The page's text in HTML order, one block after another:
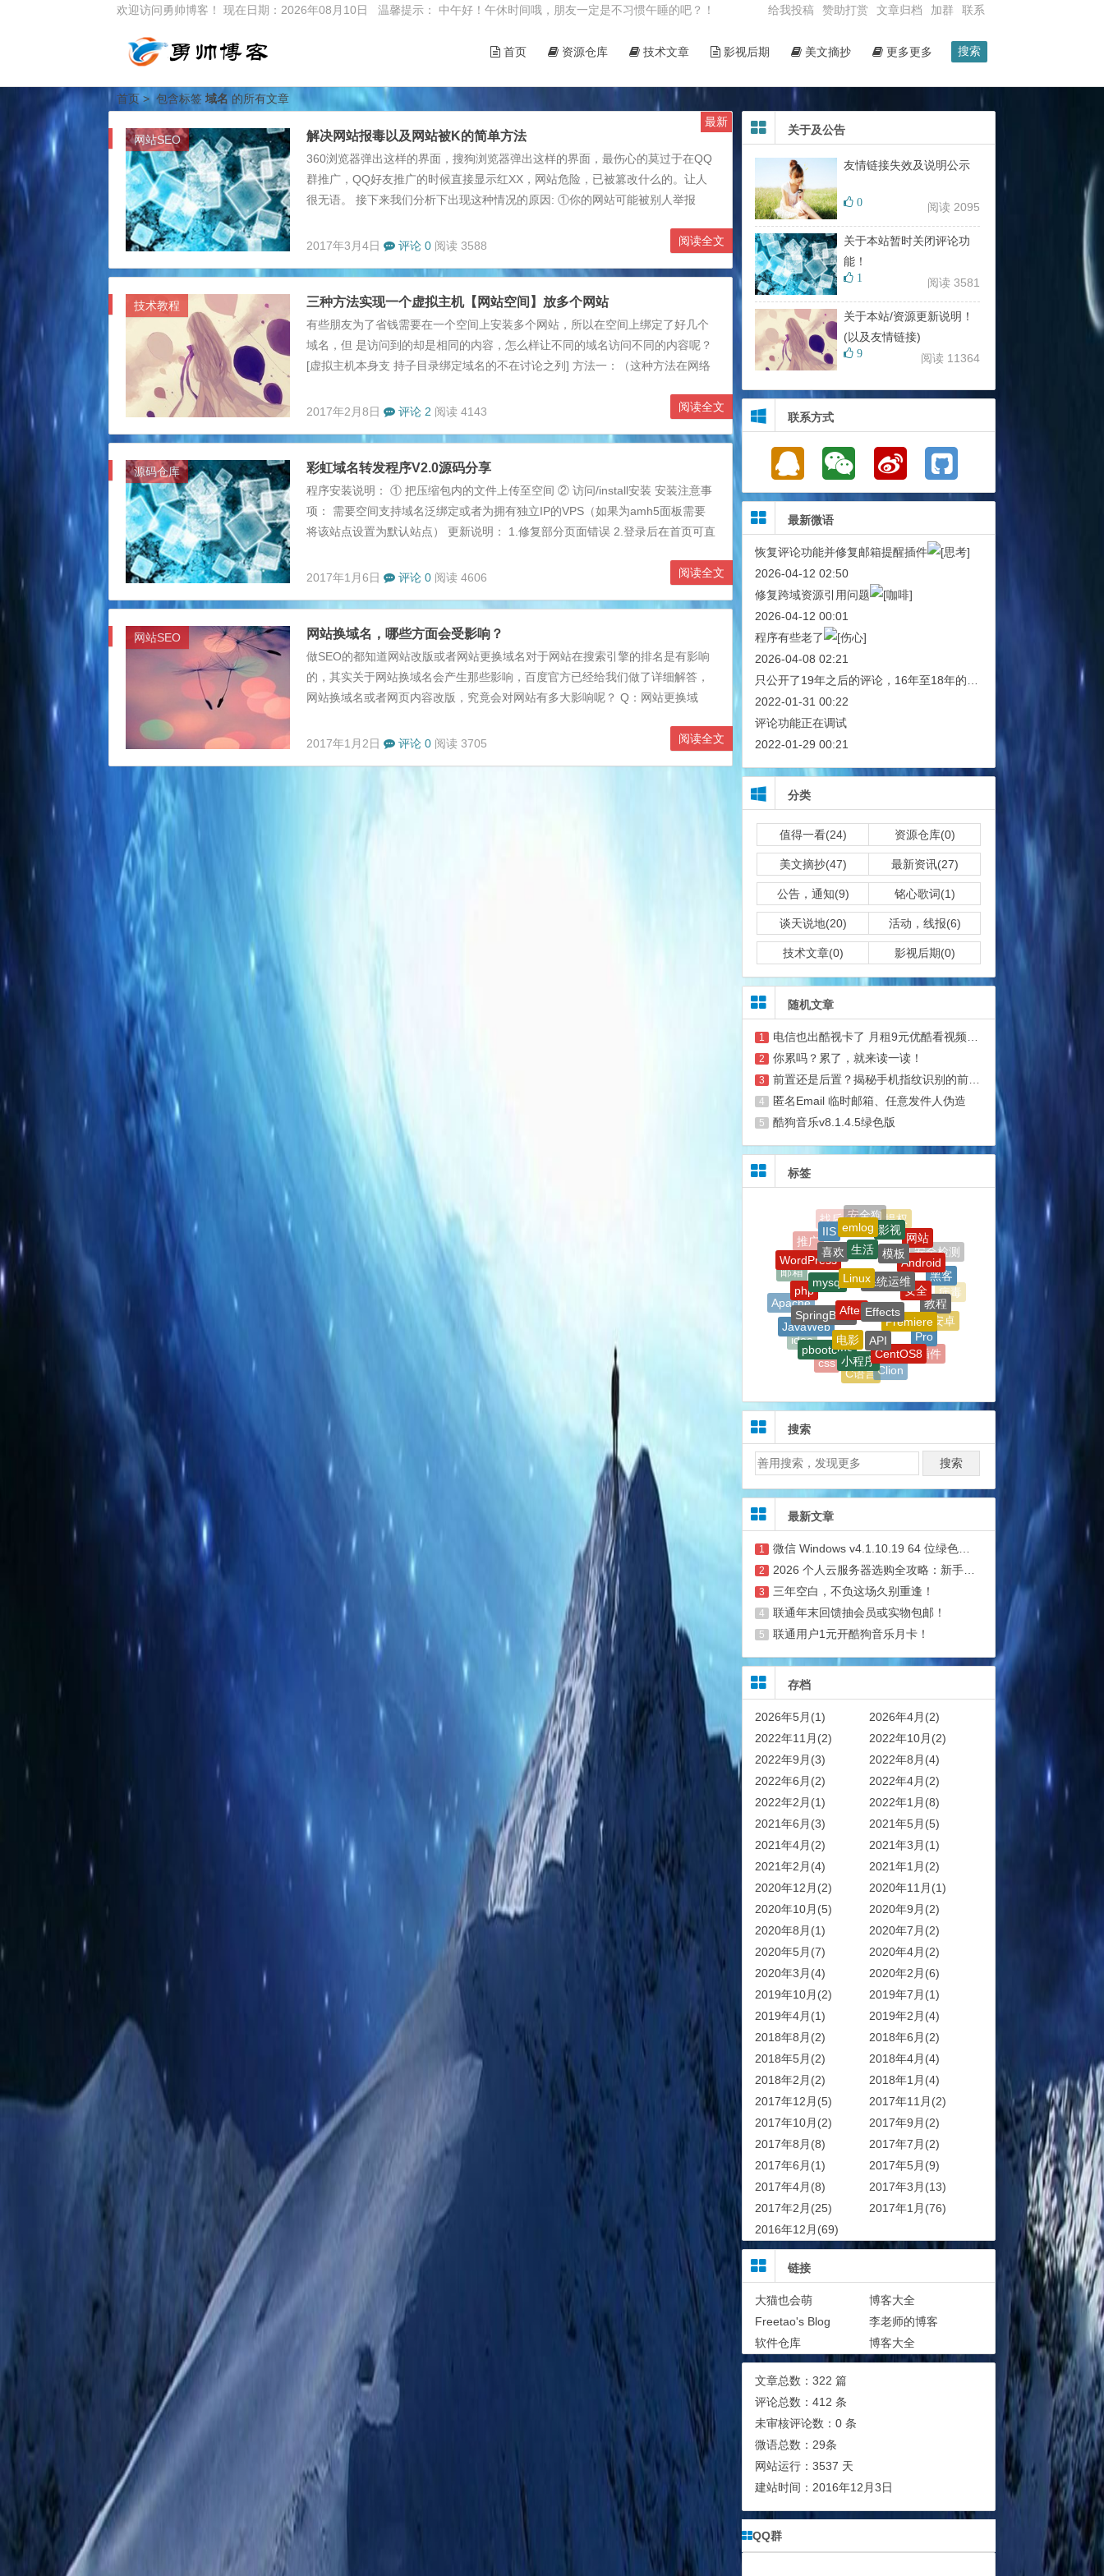
欢迎访问勇帅博客！ 现在日期：2026年08月10日 温馨提示： 中午好！午休时间哦，朋友一定是不习惯午睡的吧？！ 给我投稿 赞助打赏 文章归档 加群 联系
搜索
首页 资源仓库 技术文章 影视后期 美文摘抄 更多更多
首页 > 包含标签 域名 的所有文章
网站SEO 解决网站报毒以及网站被K的简单方法
360浏览器弹出这样的界面，搜狗浏览器弹出这样的界面，最伤心的莫过于在QQ
群推广，QQ好友推广的时候直接显示红XX，网站危险，已被篡改什么的。让人
很无语。 接下来我们分析下出现这种情况的原因: ①你的网站可能被别人举报
那就人云亦云，安全网站也变成了不安全的网站了。大多数网站遇到的是此类情
BC类网站，HUANG网，刷xx类网站(卡盟类除外)等。 ③你的网站和②中的网站
放在一个环境里，从而影响了你的网站，或者你网站被服务器商...
最新
2017年3月4日 评论 0 阅读 3588 阅读全文
技术教程 三种方法实现一个虚拟主机【网站空间】放多个网站
有些朋友为了省钱需要在一个空间上安装多个网站，所以在空间上绑定了好几个
域名，但 是访问到的却是相同的内容，怎么样让不同的域名访问不同的内容呢？
[虚拟主机本身支 持子目录绑定域名的不在讨论之列] 方法一：（这种方法在网络
ssorg.cn和 ys-wl.pw 2、把 www.ssorg.cn 网站文件传到根目录，把 ys-wl.pw 网
程序代码 switch(location.host){ case 'ys-wl....
2017年2月8日 评论 2 阅读 4143 阅读全文
源码仓库 彩虹域名转发程序V2.0源码分享
程序安装说明： ① 把压缩包内的文件上传至空间 ② 访问/install安装 安装注意事
项： 需要空间支持域名泛绑定或者为拥有独立IP的VPS（如果为amh5面板需要
将该站点设置为默认站点） 更新说明： 1.修复部分页面错误 2.登录后在首页可直
后台开启 5.优化隐性转发的iframe框架 6.优化分页显示 大小： | 来源：百度网
2017年1月6日 评论 0 阅读 4606 阅读全文
网站SEO 网站换域名，哪些方面会受影响？
做SEO的都知道网站改版或者网站更换域名对于网站在搜索引擎的排名是有影响
的，其实关于网站换域名会产生那些影响，百度官方已经给我们做了详细解答，
网站换域名或者网页内容改版，究竟会对网站有多大影响呢？ Q：网站更换域
响，不推荐更换域名。若品牌需要等原因，必须换域名，建议做好301跳转规则
2017年1月2日 评论 0 阅读 3705 阅读全文
关于及公告
友情链接失效及说明公示
阅读 2095
0
关于本站暂时关闭评论功
能！
阅读 3581
1
关于本站/资源更新说明！
(以及友情链接)
阅读 11364
9
联系方式
最新微语
恢复评论功能并修复邮箱提醒插件
2026-04-12 02:50
修复跨域资源引用问题
2026-04-12 00:01
程序有些老了
2026-04-08 02:21
2022-01-31 00:22
评论功能正在调试
2022-01-29 00:21
分类
值得一看(24) 资源仓库(0)
美文摘抄(47) 最新资讯(27)
公告，通知(9) 铭心歌词(1)
谈天说地(20) 活动，线报(6)
技术文章(0) 影视后期(0)
随机文章
1 电信也出酷视卡了 月租9元优酷看视频免流
2 你累吗？累了，就来读一读！
3 前置还是后置？揭秘手机指纹识别的前世今生
4 匿名Email 临时邮箱、任意发件人伪造
5 酷狗音乐v8.1.4.5绿色版
标签
WordPress
喜欢
生活
模板
Android
黑客
病毒
微信
软件
Apache
php
mysql
Linux系统运维
安全
教程
安卓
jsp
JetBrains
eclipse
公告
Windows
Git
idea
JavaWeb
SpringBoot
AfterEffects
Premiere
Pro
AE插件
PR插件
AE
代码
css
pbootcms
电影
API
CentOS8
Clion
C语言
小程序
搜索
最新文章
1 微信 Windows v4.1.10.19 64 位绿色公测版 5.23 补官方包 支持多开与消息防撤回
2 2026 个人云服务器选购全攻略：新手避坑 + 省钱技巧
3 三年空白，不负这场久别重逢！
4 联通年末回馈抽会员或实物包邮！
5 联通用户1元开酷狗音乐月卡！
存档
2026年5月(1)
2026年4月(2)
2022年11月(2)
2022年10月(2)
2022年9月(3)
2022年8月(4)
2022年6月(2)
2022年4月(2)
2022年2月(1)
2022年1月(8)
2021年6月(3)
2021年5月(5)
2021年4月(2)
2021年3月(1)
2021年2月(4)
2021年1月(2)
2020年12月(2)
2020年11月(1)
2020年10月(5)
2020年9月(2)
2020年8月(1)
2020年7月(2)
2020年5月(7)
2020年4月(2)
2020年3月(4)
2020年2月(6)
2019年10月(2)
2019年7月(1)
2019年4月(1)
2019年2月(4)
2018年8月(2)
2018年6月(2)
2018年5月(2)
2018年4月(4)
2018年2月(2)
2018年1月(4)
2017年12月(5)
2017年11月(2)
2017年10月(2)
2017年9月(2)
2017年8月(8)
2017年7月(2)
2017年6月(1)
2017年5月(9)
2017年4月(8)
2017年3月(13)
2017年2月(25)
2017年1月(76)
2016年12月(69)
链接
大猫也会萌
博客大全
Freetao's Blog
李老师的博客
软件仓库
博客大全
文章总数：322 篇
评论总数：412 条
未审核评论数：0 条
微语总数：29条
网站运行：3537 天
建站时间：2016年12月3日
QQ群